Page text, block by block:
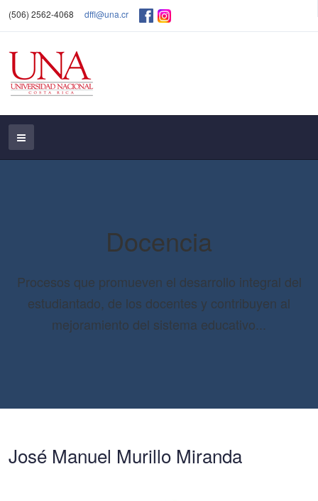
(506) 2562-4068 dffl@una.cr
Docencia
Procesos que promueven el desarrollo integral del
estudiantado, de los docentes y contribuyen al
mejoramiento del sistema educativo...
José Manuel Murillo Miranda